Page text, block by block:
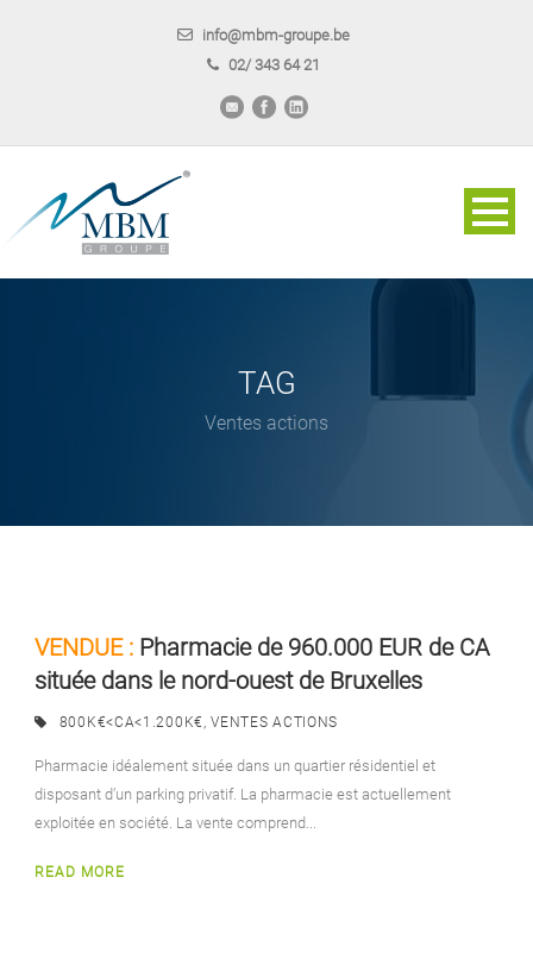
info@mbm-groupe.be
02/ 343 64 21
TAG
Ventes actions
VENDUE : Pharmacie de 960.000 EUR de CA
située dans le nord-ouest de Bruxelles
800K€<CA<1.200K€ VENTES ACTIONS
Pharmacie idéalement située dans un quartier résidentiel et
disposant d’un parking privatif. La pharmacie est actuellement
exploitée en société. La vente comprend...
READ MORE